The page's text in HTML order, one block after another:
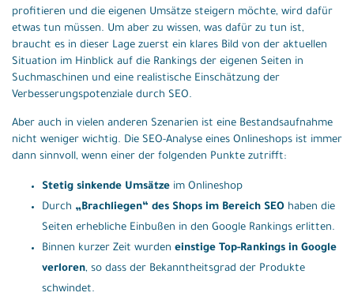
profitieren und die eigenen Umsätze steigern möchte, wird dafür
etwas tun müssen. Um aber zu wissen, was dafür zu tun ist,
braucht es in dieser Lage zuerst ein klares Bild von der aktuellen
Situation im Hinblick auf die Rankings der eigenen Seiten in
Suchmaschinen und eine realistische Einschätzung der
Verbesserungspotenziale durch SEO.
Aber auch in vielen anderen Szenarien ist eine Bestandsaufnahme
nicht weniger wichtig. Die SEO-Analyse eines Onlineshops ist immer
dann sinnvoll, wenn einer der folgenden Punkte zutrifft:
Stetig sinkende Umsätzeim Onlineshop
Durch „Brachliegen“ des Shops im Bereich SEOhaben die
Seiten erhebliche Einbußen in den Google Rankings erlitten.
Binnen kurzer Zeit wurden einstige Top-Rankings in Google
verloren, so dass der Bekanntheitsgrad der Produkte
schwindet.